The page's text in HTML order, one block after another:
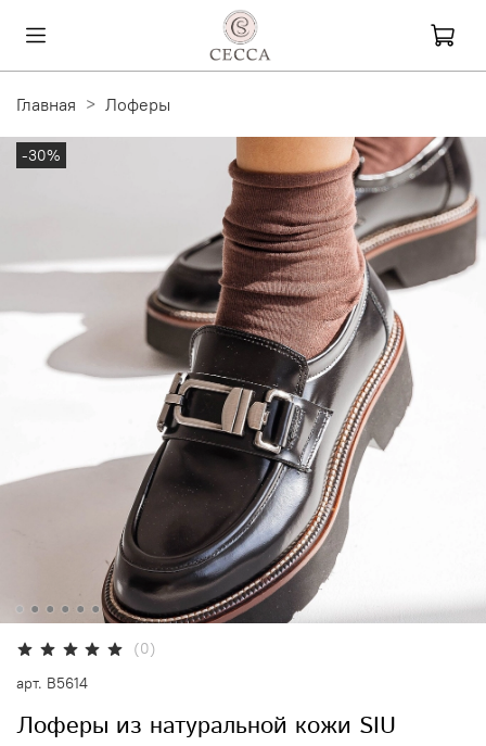
Главная Лоферы
-30%
(0)
арт. B5614
Лоферы из натуральной кожи SIU